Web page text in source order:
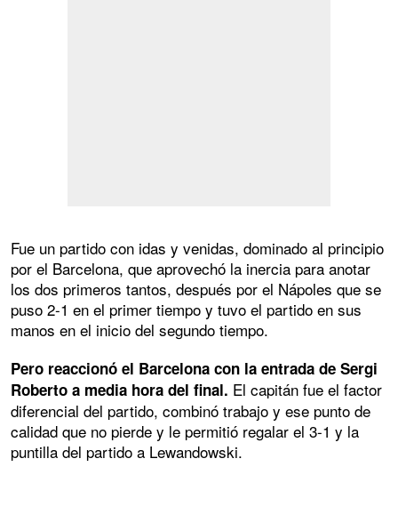
Fue un partido con idas y venidas, dominado al principio
por el Barcelona, que aprovechó la inercia para anotar
los dos primeros tantos, después por el Nápoles que se
puso 2-1 en el primer tiempo y tuvo el partido en sus
manos en el inicio del segundo tiempo.
Pero reaccionó el Barcelona con la entrada de Sergi
Roberto a media hora del final. El capitán fue el factor
diferencial del partido, combinó trabajo y ese punto de
calidad que no pierde y le permitió regalar el 3-1 y la
puntilla del partido a Lewandowski.